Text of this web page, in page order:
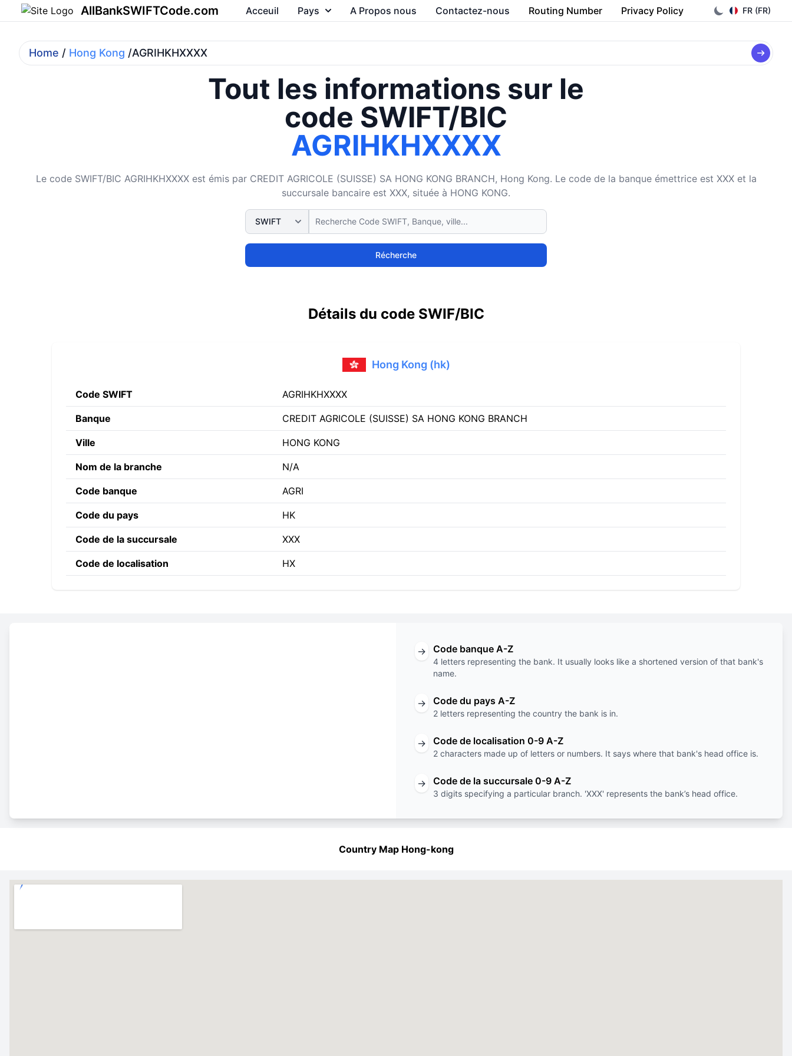
AllBankSWIFTCode.com FR (FR)
Acceuil Pays A Propos nous Contactez-nous Routing Number Privacy Policy
Home / Hong Kong /AGRIHKHXXXX
Tout les informations sur le
code SWIFT/BIC
AGRIHKHXXXX
Le code SWIFT/BIC AGRIHKHXXXX est émis par CREDIT AGRICOLE (SUISSE) SA HONG KONG BRANCH, Hong Kong. Le code de la banque émettrice est XXX et la
succursale bancaire est XXX, située à HONG KONG.
Récherche
Détails du code SWIF/BIC
Hong Kong (hk)
Code SWIFT AGRIHKHXXXX
Banque CREDIT AGRICOLE (SUISSE) SA HONG KONG BRANCH
Ville HONG KONG
Nom de la branche N/A
Code banque AGRI
Code du pays HK
Code de la succursale XXX
Code de localisation HX
→ Code banque A-Z
4 letters representing the bank. It usually looks like a shortened version of that bank's
name.
→ Code du pays A-Z
2 letters representing the country the bank is in.
→ Code de localisation 0-9 A-Z
2 characters made up of letters or numbers. It says where that bank's head office is.
→ Code de la succursale 0-9 A-Z
3 digits specifying a particular branch. 'XXX' represents the bank’s head office.
Country Map Hong-kong